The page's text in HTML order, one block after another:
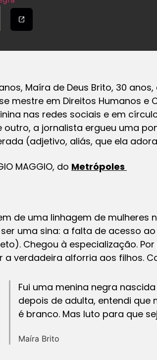
Maíra de Deus Brito, 30
mestre em Direitos Humanos e
nas redes sociais e em
outro, a jornalista ergueu uma
(adjetivo, aliás, que ela
MAGGIO, do Metrópoles
de uma linhagem de
uma sina: a falta de acesso
Chegou à especialização.
a verdadeira alforria aos filhos.
Fui uma menina negra
depois de adulta, entendi que
é branco. Mas luto para que
Maíra Brito